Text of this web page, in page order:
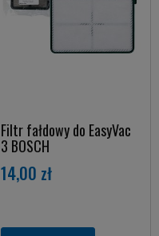
Filtr fałdowy do EasyVac
3 BOSCH
14,00 zł